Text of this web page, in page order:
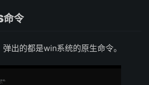
命令
出的都是win系统的原生命令。